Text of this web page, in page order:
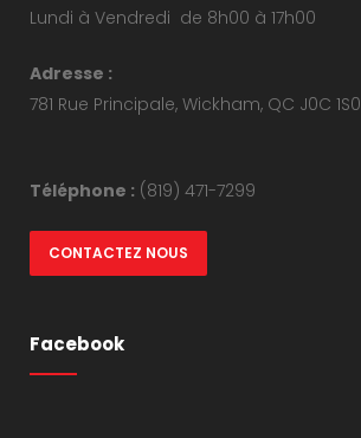
Lundi à Vendredi de 8h00 à 17h00
Adresse :
781 Rue Principale, Wickham, QC J0C 1S0
Téléphone : (819) 471-7299
CONTACTEZ NOUS
Facebook